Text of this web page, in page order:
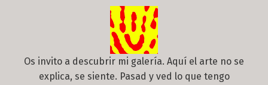
Os invito a descubrir mi galería. Aquí el arte no se
explica, se siente. Pasad y ved lo que tengo